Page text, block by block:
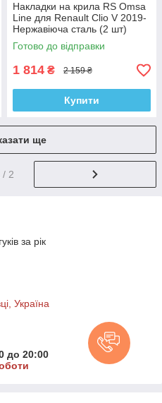
Накладки на крила RS Omsa
Line для Renault Clio V 2019-
Нержавіюча сталь (2 шт)
Готово до відправки
1 814 ₴ 2 159 ₴
Купити
ще
/ 2
за рік
Україна
до 20:00